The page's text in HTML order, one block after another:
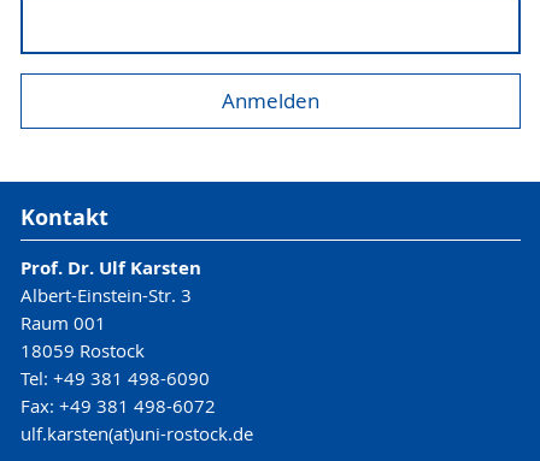
Kontakt
Prof. Dr. Ulf Karsten
Albert-Einstein-Str. 3
Raum 001
18059 Rostock
Tel: +49 381 498-6090
Fax: +49 381 498-6072
ulf.karsten(at)uni-rostock.de